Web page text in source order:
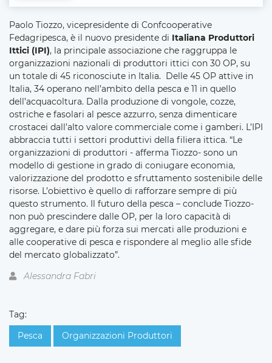
Paolo Tiozzo, vicepresidente di Confcooperative
Fedagripesca, è il nuovo presidente di Italiana Produttori
Ittici (IPI), la principale associazione che raggruppa le
organizzazioni nazionali di produttori ittici con 30 OP, su
un totale di 45 riconosciute in Italia. Delle 45 OP attive in
Italia, 34 operano nell’ambito della pesca e 11 in quello
dell’acquacoltura. Dalla produzione di vongole, cozze,
ostriche e fasolari al pesce azzurro, senza dimenticare
crostacei dall’alto valore commerciale come i gamberi. L’IPI
abbraccia tutti i settori produttivi della filiera ittica. “Le
organizzazioni di produttori - afferma Tiozzo- sono un
modello di gestione in grado di coniugare economia,
valorizzazione del prodotto e sfruttamento sostenibile delle
risorse. L’obiettivo è quello di rafforzare sempre di più
questo strumento. Il futuro della pesca – conclude Tiozzo-
non può prescindere dalle OP, per la loro capacità di
aggregare, e dare più forza sui mercati alle produzioni e
alle cooperative di pesca e rispondere al meglio alle sfide
del mercato globalizzato”.
Alessandra Fabri
Tag:
Pesca
Organizzazioni Produttori